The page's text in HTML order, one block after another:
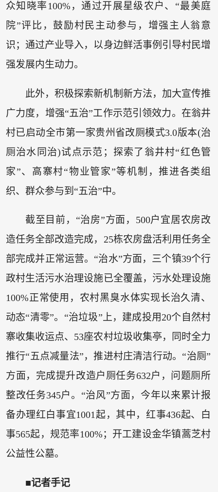
众知晓率100%，通过开展星级农户、“最美庭
院”评比，鼓励村民主动参与，增强主人翁意
识；通过产业导入，以身边鲜活事例引导村民增
强发展内生动力。
此外，积极探索新机制新方法，加大宣传推
广力度，增强“五治”工作示范引领效力。在翁井
村已启动全市第一家贵州省改厕模式3.0版本(治
厕治水同治)试点示范；探索了翁井村“红色管
家”、高寨村“物业管家”等机制，推进各类组
织、群众参与到“五治”中。
截至目前，“治房”方面，500户宜居农房改
造任务全部改造完成，25栋农房盘活利用任务全
部完成并正常运营。“治水”方面，三个镇39个行
政村生活污水治理设施已全覆盖，污水处理设施
100%正常使用，农村黑臭水体实现长治久清、
动态“清零”。“治垃圾”上，建成投用20个自然村
寨收集收运点、53座农村垃圾收集亭，同时全力
推行“五点减量法”，推进村庄清洁行动。“治厕”
方面，完成提升改造户厕任务632户，问题厕所
整改任务345户。“治风”方面，今年以来累计报
备办理红白事宜1001起，其中，红事436起、白
事565起，规范率100%；开工建设金华镇蒿芝村
公益性公墓。
■记者手记